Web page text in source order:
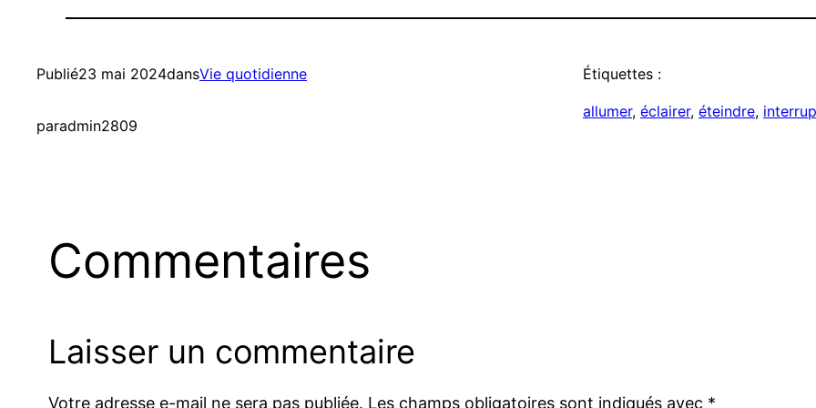
Publié23 mai 2024dansVie quotidienne
paradmin2809
Étiquettes :
allumer, éclairer, éteindre,
Commentaires
Laisser un commentaire
Votre adresse e-mail ne sera pas publiée. Les champs obligatoires sont indiqués avec *